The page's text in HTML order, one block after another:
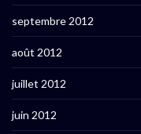
septembre 2012
août 2012
juillet 2012
juin 2012